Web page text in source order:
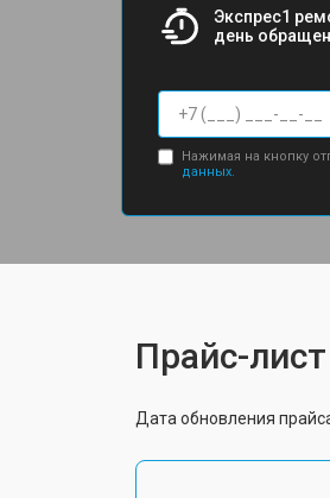
Экспрес1
день
Нажимая на кнопку
данных.
Прайс-
Дата обновления